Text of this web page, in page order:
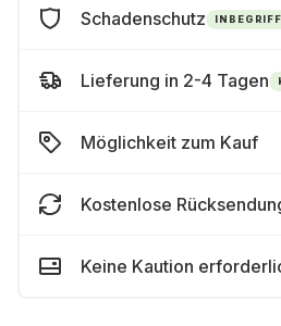
Schadenschutz
Lieferung in 2-4 Tagen
Möglichkeit zum Kauf
Kostenlose
Keine Kaution